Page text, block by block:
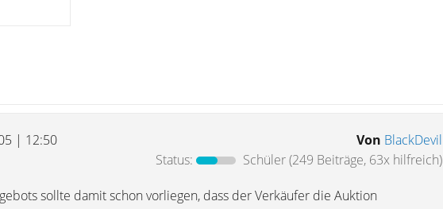
| 12:50 Von BlackDevil
Status:
Schüler(249 Beiträge, 63x hilfreich)
sollte damit schon vorliegen, dass der Verkäufer die Auktion